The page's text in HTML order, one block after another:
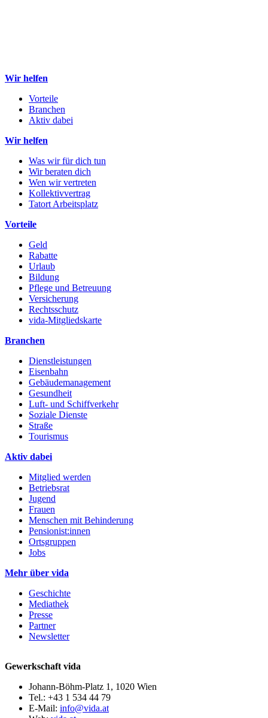
Wir helfen
Vorteile
Branchen
Aktiv dabei
Wir helfen
Was wir für dich tun
Wir beraten dich
Wen wir vertreten
Kollektivvertrag
Tatort Arbeitsplatz
Vorteile
Geld
Rabatte
Urlaub
Bildung
Pflege und Betreuung
Versicherung
Rechtsschutz
vida-Mitgliedskarte
Branchen
Dienstleistungen
Eisenbahn
Gebäudemanagement
Gesundheit
Luft- und Schiffverkehr
Soziale Dienste
Straße
Tourismus
Aktiv dabei
Mitglied werden
Betriebsrat
Jugend
Frauen
Menschen mit Behinderung
Pensionist:innen
Ortsgruppen
Jobs
Mehr über vida
Geschichte
Mediathek
Presse
Partner
Newsletter
Gewerkschaft vida
Johann-Böhm-Platz 1, 1020 Wien
Tel.: +43 1 534 44 79
E-Mail: info@vida.at